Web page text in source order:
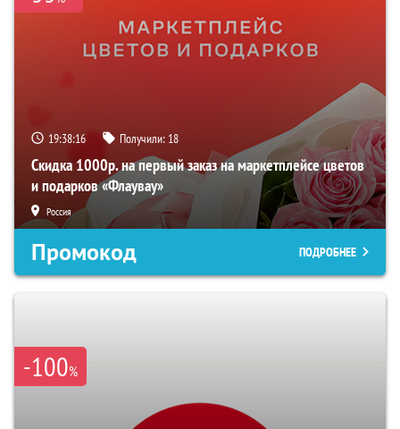
19:38:15 Получили: 18
Скидка 1000р. на первый заказ на маркетплейсе цветов
и подарков «Флаувау»
Россия
Промокод ПОДРОБНЕЕ
-100%